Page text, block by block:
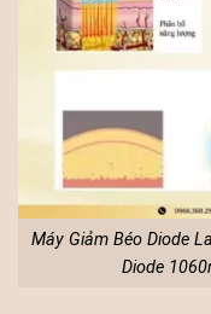
Máy Giảm Béo Diode
Diode